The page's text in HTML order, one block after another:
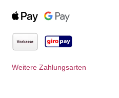
Weitere Zahlungsarten